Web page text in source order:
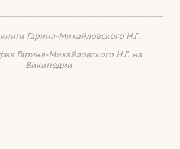
Гарина-Михайловского Н.Г.
Гарина-Михайловского Н.Г. на
Википедии